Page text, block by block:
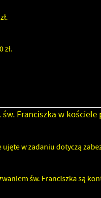
zł.
Franciszka w
w zadaniu dotyczą
św. Franciszka są